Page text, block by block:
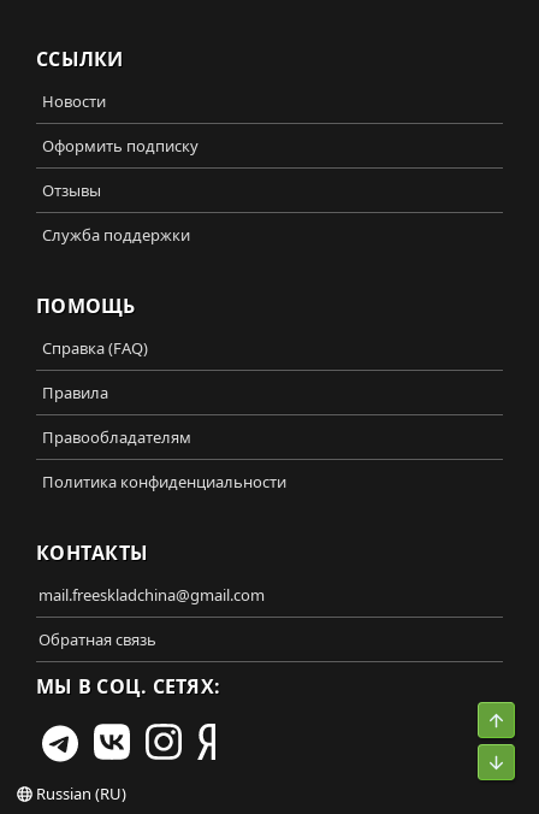
ССЫЛКИ
Новости
Оформить подписку
Отзывы
Служба поддержки
ПОМОЩЬ
Справка (FAQ)
Правила
Правообладателям
Политика конфиденциальности
КОНТАКТЫ
mail.freeskladchina@gmail.com
Обратная связь
МЫ В СОЦ. СЕТЯХ:
Russian (RU)